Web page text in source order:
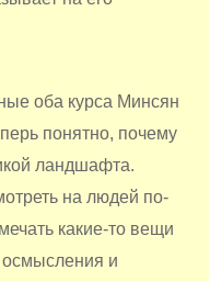
оба курса Минсян
понятно, почему
ландшафта.
на людей по-
какие-то вещи
осмысления и